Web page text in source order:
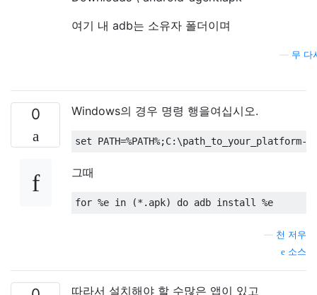
여기 내 adb는 소유자 폴더이며
무 다
0 Windows의 경우 명령 행을여십시오.
그때
천 저우
소스
따라서 설치해야 할 수많은 앱이 있고